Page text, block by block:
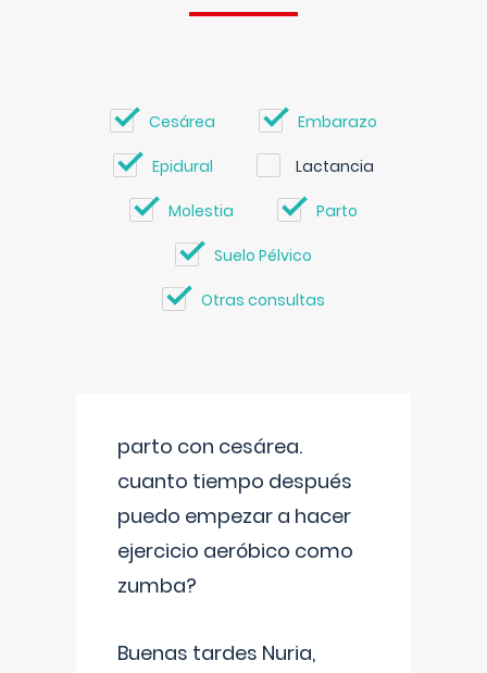
Cesárea Embarazo
Epidural Lactancia
Molestia Parto
Suelo Pélvico
Otras consultas
parto con cesárea.
cuanto tiempo después
puedo empezar a hacer
ejercicio aeróbico como
zumba?
Buenas tardes Nuria,